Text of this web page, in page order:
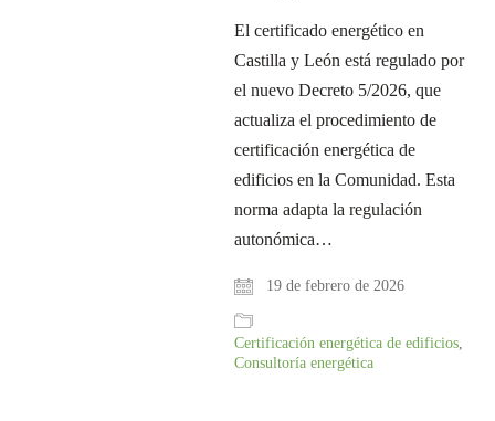
El certificado energético en
Castilla y León está regulado por
el nuevo Decreto 5/2026, que
actualiza el procedimiento de
certificación energética de
edificios en la Comunidad. Esta
norma adapta la regulación
autonómica…
19 de febrero de 2026
Certificación energética de edificios,
Consultoría energética